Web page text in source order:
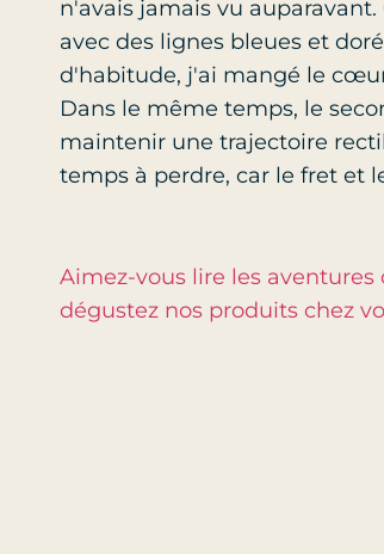
n'avais jamais vu
avec des lignes bleues et
d'habitude, j'ai mangé le
Dans le même temps, le
maintenir une trajectoire
temps à perdre, car le fret et
Aimez-vous lire les
dégustez nos produits chez